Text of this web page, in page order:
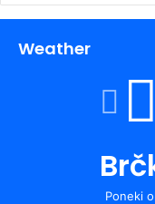
Weather
Poneki